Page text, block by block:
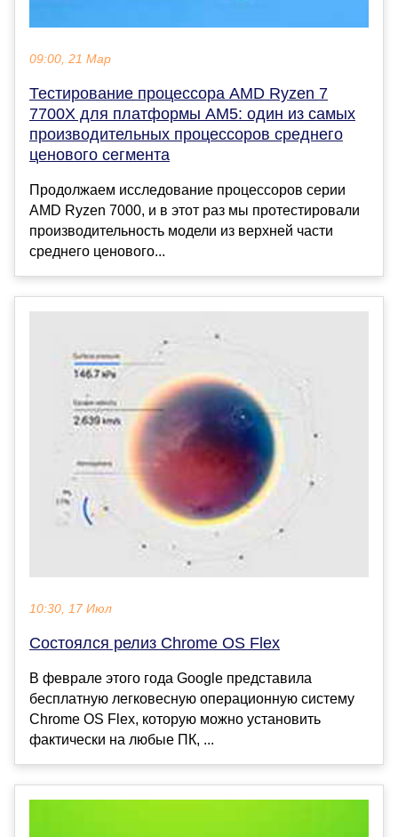
09:00, 21 Мар
Тестирование процессора AMD Ryzen 7
7700X для платформы АМ5: один из самых
производительных процессоров среднего
ценового сегмента
Продолжаем исследование процессоров серии
AMD Ryzen 7000, и в этот раз мы протестировали
производительность модели из верхней части
среднего ценового...
10:30, 17 Июл
Состоялся релиз Chrome OS Flex
В феврале этого года Google представила
бесплатную легковесную операционную систему
Chrome OS Flex, которую можно установить
фактически на любые ПК, ...